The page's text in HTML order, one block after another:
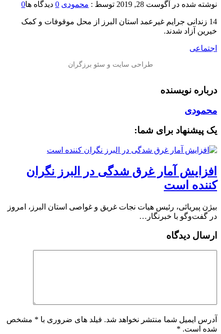
نوشته شده در آگوست 28, 2019 توسط : محمودی 0 دیدگاه ها0
14 زندانی جرایم غیرعمد استان البرز از محل موقوفات و کمک
خیرین آزاد شدند.
اجتماعی
درباره نویسنده
محمودی
یک پیشنهاد برای شما:
افزایش آمار غرق شدگی در البرز نگران
کننده است
بیژن پیریائی، رئیس هیات نجات غریق و غواصی استان البرز، امروز
در گفت‌وگو با خبرنگار…
ارسال دیدگاه
آدرس ایمیل شما منتشر نخواهد شد. فیلد های ضروری با * مشخص
شده است. *